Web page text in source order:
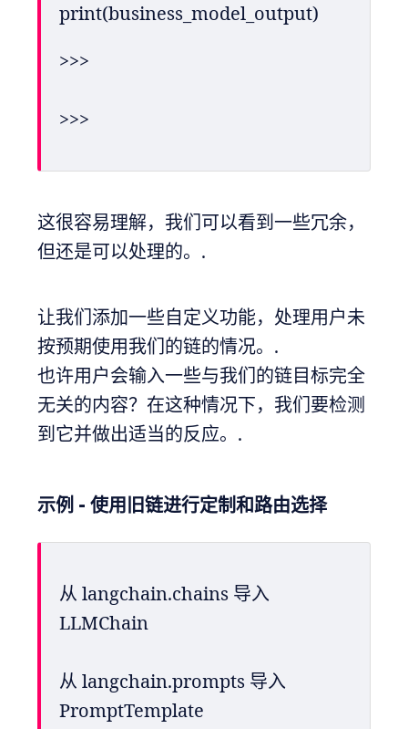
print(business_model_output)
>>>
>>>
这很容易理解，我们可以看到一些冗余，
但还是可以处理的。.
让我们添加一些自定义功能，处理用户未
按预期使用我们的链的情况。.
也许用户会输入一些与我们的链目标完全
无关的内容？在这种情况下，我们要检测
到它并做出适当的反应。.
示例 - 使用旧链进行定制和路由选择
从 langchain.chains 导入
LLMChain
从 langchain.prompts 导入
PromptTemplate